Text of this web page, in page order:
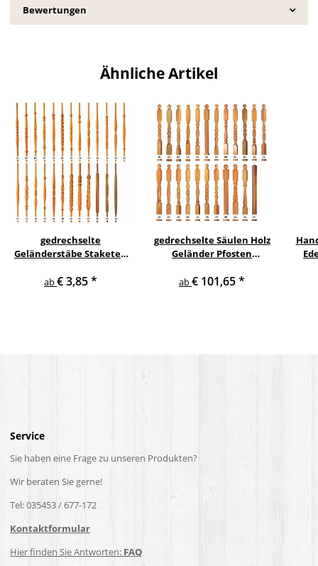
Bewertungen
Ähnliche Artikel
gedrechselte
Geländerstäbe Staketen
Holzstab Treppenstab
ab€ 3,85*
gedrechselte Säulen Holz
Geländer Pfosten
Holzpfosten Holzsäulen
ab€ 101,65*
Service
Sie haben eine Frage zu unseren Produkten?
Wir beraten Sie gerne!
Tel: 035453 / 677-172
Kontaktformular
Hier finden Sie Antworten: FAQ